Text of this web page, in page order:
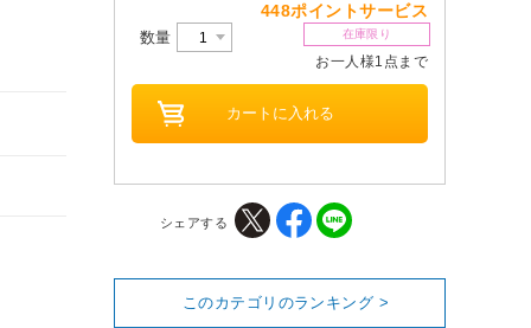
448ポイントサービス
数量 在庫限り
お一人様1点まで
シェアする
このカテゴリのランキング >